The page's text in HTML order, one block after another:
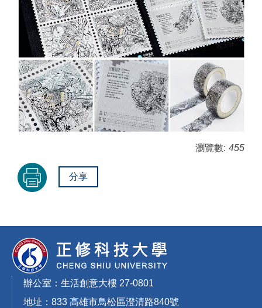
瀏覽數: 455
分享
辦公室：生活創意大樓 27-0801
地址：833 高雄市鳥松區澄清路840號